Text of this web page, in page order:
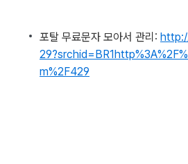
포탈 무료문자 모아서 관리:
m%2F429